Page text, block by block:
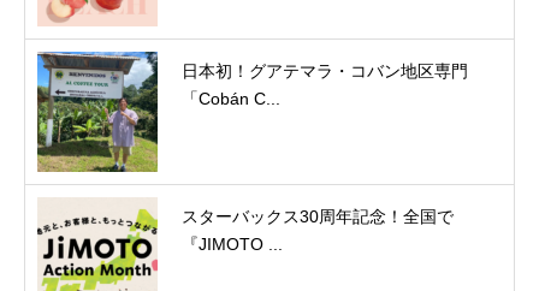
日本初！グアテマラ・コバン地区専門
「Cobán C...
スターバックス30周年記念！全国で
『JIMOTO ...